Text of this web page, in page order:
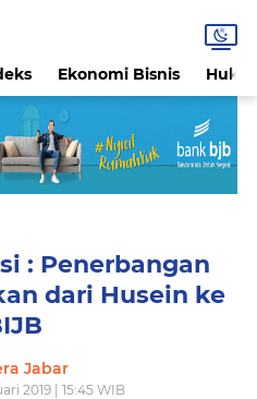
Ekonomi Bisnis
: Penerbangan
dari Husein ke
Jabar
2019 | 15:45 WIB